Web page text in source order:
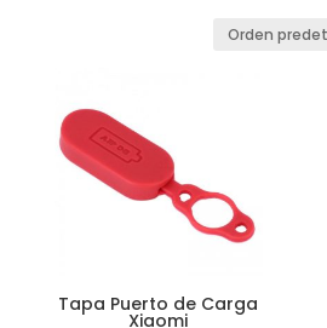
Tapa Puerto de Carga
Xiaomi